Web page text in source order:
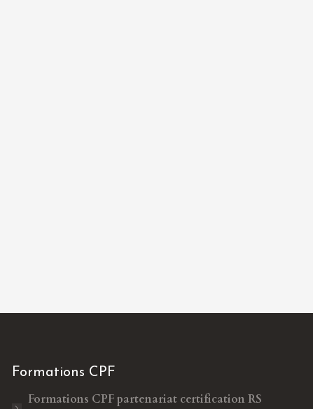
Formations CPF
Formations CPFpartenariat certification RS